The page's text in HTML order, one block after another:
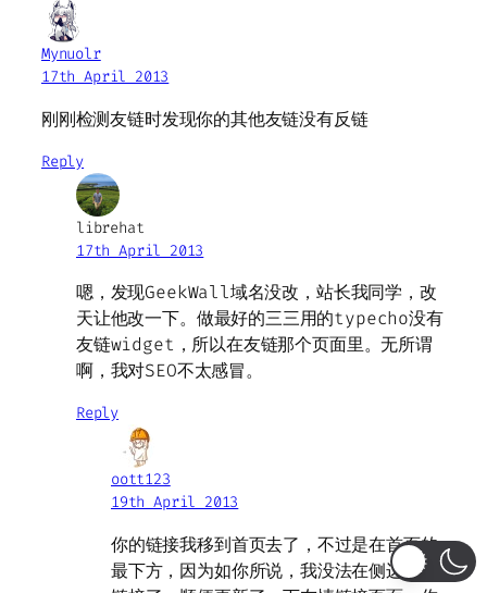
Mynuolr
17th April 2013
刚刚检测友链时发现你的其他友链没有反链
Reply
librehat
17th April 2013
嗯，发现GeekWall域名没改，站长我同学，改
天让他改一下。做最好的三三用的typecho没有
友链widget，所以在友链那个页面里。无所谓
啊，我对SEO不太感冒。
Reply
oott123
19th April 2013
你的链接我移到首页去了，不过是在首页的
最下方，因为如你所说，我没法在侧边栏放